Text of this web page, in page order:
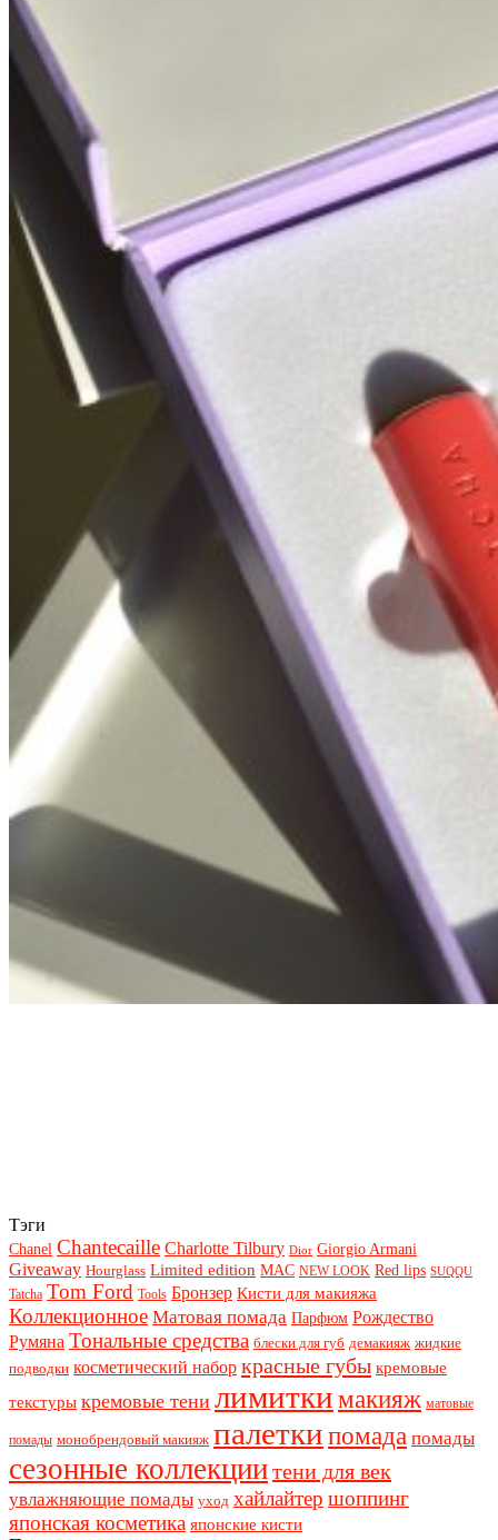
Тэги
Chanel Chantecaille Charlotte Tilbury Dior Giorgio Armani
Giveaway Hourglass Limited edition MAC NEW LOOK Red lips SUQQU
Tatcha Tom Ford Tools Бронзер Кисти для макияжа
Коллекционное Матовая помада Парфюм Рождество
Румяна Тональные средства блески для губ демакияж жидкие
подводки косметический набор красные губы кремовые
текстуры кремовые тени лимиткимакияж матовые
помады монобрендовый макияж палеткипомада помады
сезонные коллекциитени для век
увлажняющие помады уход хайлайтер шоппинг
японская косметика японские кисти